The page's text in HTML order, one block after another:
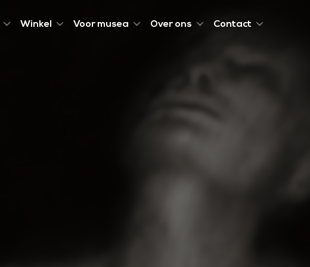
Winkel Voor musea Over ons Contact